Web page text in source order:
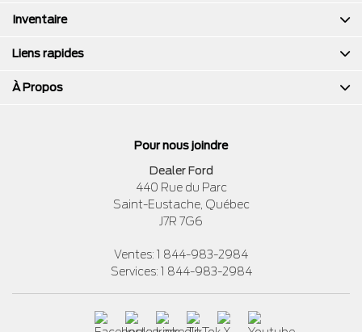
Pour nous joindre
Dealer Ford
440 Rue du Parc
Saint-Eustache, Québec
J7R 7G6
Ventes: 1 844-983-2984
Services: 1 844-983-2984
Inventaire
Liens rapides
À Propos